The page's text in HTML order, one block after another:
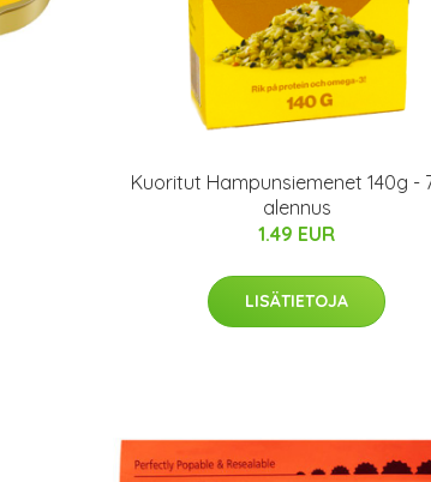
Kuoritut Hampunsiemenet 140g -
alennus
1.49 EUR
LISÄTIETOJA